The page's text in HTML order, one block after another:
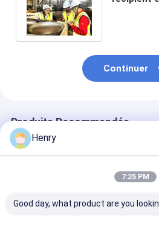
Continuer
Produits Recommandés
Henry
7:25 PM
Good day, what product are you